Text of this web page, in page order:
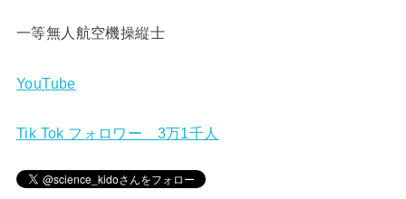
一等無人航空機操縦士
YouTube
Tik Tok フォロワー 3万1千人